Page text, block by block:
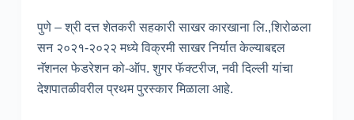
पुणे – श्री दत्त शेतकरी सहकारी साखर कारखाना लि.,शिरोळला
सन २०२१-२०२२ मध्ये विक्रमी साखर निर्यात केल्याबद्दल
नॅशनल फेडरेशन को-ऑप. शुगर फॅक्टरीज, नवी दिल्ली यांचा
देशपातळीवरील प्रथम पुरस्कार मिळाला आहे.